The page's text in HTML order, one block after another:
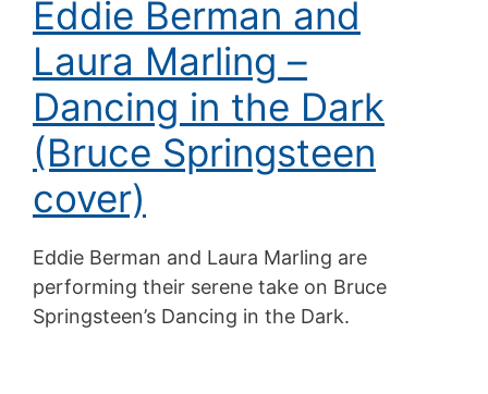
Eddie Berman and
Laura Marling –
Dancing in the Dark
(Bruce Springsteen
cover)
Eddie Berman and Laura Marling are
performing their serene take on Bruce
Springsteen’s Dancing in the Dark.